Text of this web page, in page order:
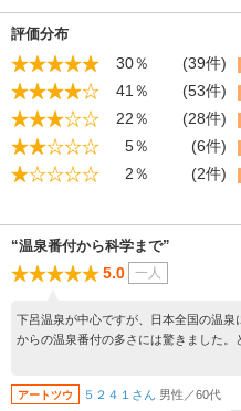
評価分布
30％
(39件)
41％
(53件)
22％
(28件)
5％
(6件)
2％
(2件)
“温泉番付から科学まで”
5.0 一人
下呂温泉が中心ですが、日本全国の温
からの温泉番付の多さには驚きました。
示も充実しています。入館料４００円で
アートツウ ５２４１さん 男性／60代